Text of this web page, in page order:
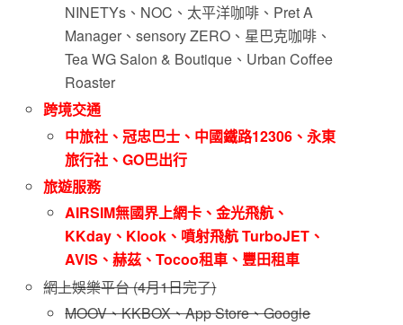
NINETYs、NOC、太平洋咖啡、Pret A
Manager、sensory ZERO、星巴克咖啡、
Tea WG Salon & Boutique、Urban Coffee
Roaster
跨境交通
中旅社、冠忠巴士、中國鐵路12306、永東
旅行社、GO巴出行
旅遊服務
AIRSIM無國界上網卡、金光飛航、
KKday、Klook、噴射飛航 TurboJET、
AVIS、赫茲、Tocoo租車、豐田租車
網上娛樂平台 (4月1日完了)
MOOV、KKBOX、App Store、Google